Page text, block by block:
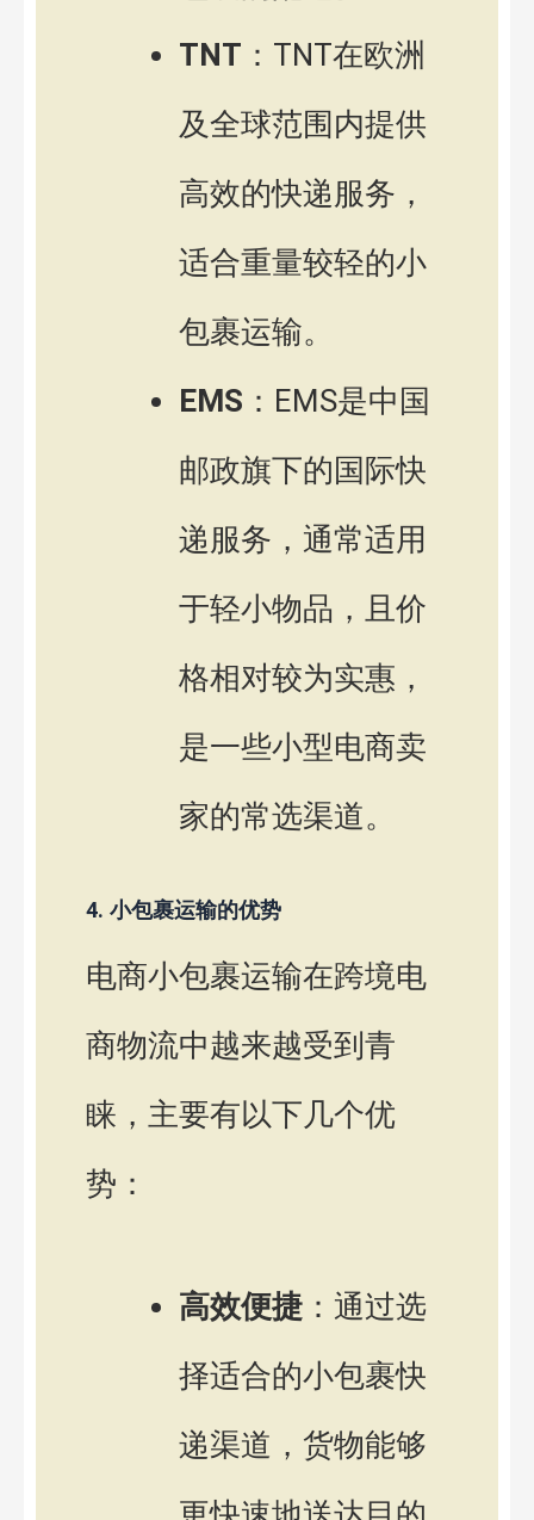
TNT ：TNT在欧洲
及全球范围内提供
高效的快递服务，
适合重量较轻的小
包裹运输。
EMS ：EMS是中国
邮政旗下的国际快
递服务，通常适用
于轻小物品，且价
格相对较为实惠，
是一些小型电商卖
家的常选渠道。
4. 小包裹运输的优势
电商小包裹运输在跨境电
商物流中越来越受到青
睐，主要有以下几个优
势：
高效便捷 ：通过选
择适合的小包裹快
递渠道，货物能够